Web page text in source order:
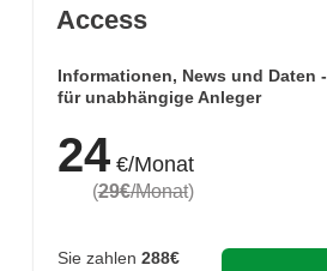
Access
Informationen, News und Daten -
für unabhängige Anleger
24€/Monat
(29€/Monat)
Sie zahlen 288€